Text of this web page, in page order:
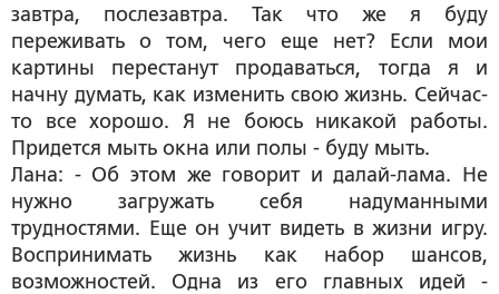
завтра, послезавтра. Так что же я буду
переживать о том, чего еще нет? Если мои
картины перестанут продаваться, тогда я и
начну думать, как изменить свою жизнь. Сейчас-
то все хорошо. Я не боюсь никакой работы.
Придется мыть окна или полы - буду мыть.
Лана: - Об этом же говорит и далай-лама. Не
нужно загружать себя надуманными
трудностями. Еще он учит видеть в жизни игру.
Воспринимать жизнь как набор шансов,
возможностей. Одна из его главных идей -